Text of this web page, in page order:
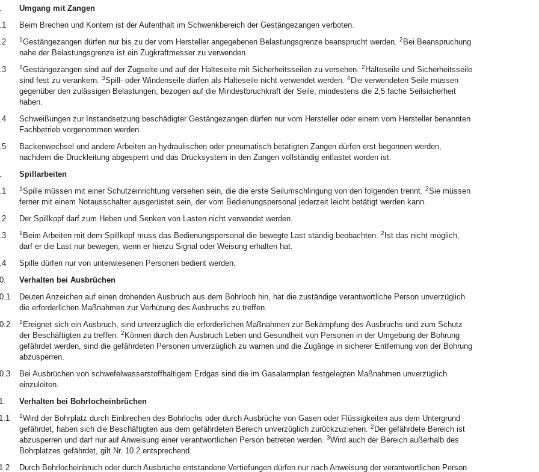
Umgang mit Zangen
Beim Brechen und Kontern ist der Aufenthalt im Schwenkbereich der Gestängezangen verboten.
1Gestängezangen dürfen nur bis zu der vom Hersteller angegebenen Belastungsgrenze beansprucht werden. 2 Bei Beanspruchung
nahe der Belastungsgrenze ist ein Zugkraftmesser zu verwenden.
1Gestängezangen sind auf der Zugseite und auf der Halteseite mit Sicherheitsseilen zu versehen. 2 Halteseile und Sicherheitsseile
sind fest zu verankern. 3Spill- oder Windenseile dürfen als Halteseile nicht verwendet werden. 4Die verwendeten Seile müssen
gegenüber den zulässigen Belastungen, bezogen auf die Mindestbruchkraft der Seile, mindestens die 2,5 fache Seilsicherheit
haben.
Schweißungen zur Instandsetzung beschädigter Gestängezangen dürfen nur vom Hersteller oder einem vom Hersteller benannten
Fachbetrieb vorgenommen werden.
Backenwechsel und andere Arbeiten an hydraulischen oder pneumatisch betätigten Zangen dürfen erst begonnen werden,
nachdem die Druckleitung abgesperrt und das Drucksystem in den Zangen vollständig entlastet worden ist.
Spillarbeiten
1Spille müssen mit einer Schutzeinrichtung versehen sein, die die erste Seilumschlingung von den folgenden trennt. 2Sie müssen
ferner mit einem Notausschalter ausgerüstet sein, der vom Bedienungspersonal jederzeit leicht betätigt werden kann.
Der Spillkopf darf zum Heben und Senken von Lasten nicht verwendet werden.
1 Beim Arbeiten mit dem Spillkopf muss das Bedienungspersonal die bewegte Last ständig beobachten. 2 Ist das nicht möglich,
darf er die Last nur bewegen, wenn er hierzu Signal oder Weisung erhalten hat.
Spille dürfen nur von unterwiesenen Personen bedient werden.
Verhalten bei Ausbrüchen
Deuten Anzeichen auf einen drohenden Ausbruch aus dem Bohrloch hin, hat die zuständige verantwortliche Person unverzüglich
die erforderlichen Maßnahmen zur Verhütung des Ausbruchs zu treffen.
1 Ereignet sich ein Ausbruch, sind unverzüglich die erforderlichen Maßnahmen zur Bekämpfung des Ausbruchs und zum Schutz
der Beschäftigten zu treffen. 2 Können durch den Ausbruch Leben und Gesundheit von Personen in der Umgebung der Bohrung
gefährdet werden, sind die gefährdeten Personen unverzüglich zu warnen und die Zugänge in sicherer Entfernung von der Bohrung
abzusperren.
Bei Ausbrüchen von schwefelwasserstoffhaltigem Erdgas sind die im Gasalarmplan festgelegten Maßnahmen unverzüglich
einzuleiten.
Verhalten bei Bohrlocheinbrüchen
1Wird der Bohrplatz durch Einbrechen des Bohrlochs oder durch Ausbrüche von Gasen oder Flüssigkeiten aus dem Untergrund
gefährdet, haben sich die Beschäftigten aus dem gefährdeten Bereich unverzüglich zurückzuziehen. 2 Der gefährdete Bereich ist
abzusperren und darf nur auf Anweisung einer verantwortlichen Person betreten werden. 3Wird auch der Bereich außerhalb des
Bohrplatzes gefährdet, gilt Nr. 10.2 entsprechend.
Durch Bohrlocheinbruch oder durch Ausbrüche entstandene Vertiefungen dürfen nur nach Anweisung der verantwortlichen Person